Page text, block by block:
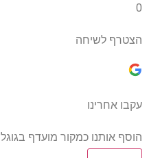
0
הצטרף לשיחה
עקבו אחרינו
הוסף אותנו כמקור מועדף בגוגל